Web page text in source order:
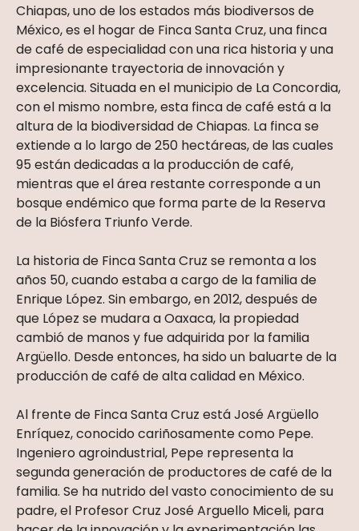
Chiapas, uno de los estados más biodiversos de
México, es el hogar de Finca Santa Cruz, una finca
de café de especialidad con una rica historia y una
impresionante trayectoria de innovación y
excelencia. Situada en el municipio de La Concordia,
con el mismo nombre, esta finca de café está a la
altura de la biodiversidad de Chiapas. La finca se
extiende a lo largo de 250 hectáreas, de las cuales
95 están dedicadas a la producción de café,
mientras que el área restante corresponde a un
bosque endémico que forma parte de la Reserva
de la Biósfera Triunfo Verde.
La historia de Finca Santa Cruz se remonta a los
años 50, cuando estaba a cargo de la familia de
Enrique López. Sin embargo, en 2012, después de
que López se mudara a Oaxaca, la propiedad
cambió de manos y fue adquirida por la familia
Argüello. Desde entonces, ha sido un baluarte de la
producción de café de alta calidad en México.
Al frente de Finca Santa Cruz está José Argüello
Enríquez, conocido cariñosamente como Pepe.
Ingeniero agroindustrial, Pepe representa la
segunda generación de productores de café de la
familia. Se ha nutrido del vasto conocimiento de su
padre, el Profesor Cruz José Arguello Miceli, para